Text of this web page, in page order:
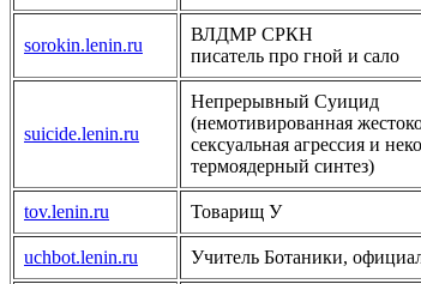
sorokin.lenin.ru
ВЛДМР СРКН
писатель про гной и сало
suicide.lenin.ru
Непрерывный Суицид
(немотивированная
сексуальная агрессия и
термоядерный синтез)
tov.lenin.ru Товарищ У
uchbot.lenin.ru Учитель Ботаники,